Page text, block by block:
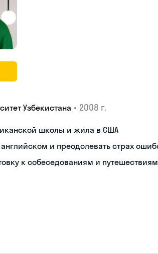
Узбекистана • 2008 г.
школы и жила в США
и преодолевать страх
к собеседованиям и путешествиям